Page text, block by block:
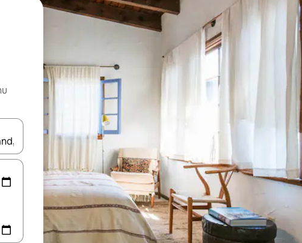
tastele săgeată în sus și în jos sau prin gesturi de atingere ori glisare.